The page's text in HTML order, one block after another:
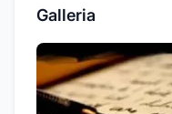
Galleria